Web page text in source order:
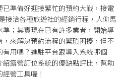
準備好迎接繁忙的預約大戰，接電
接洽各種旅遊社的經銷行程，人仰馬
；其實現在已有許多業者，開始導
來解決預約流程的繁瑣困擾，但不
用嗎？進駐平台跟導入系統哪個
露營訂位系統的優缺點評比，幫助
營工具喔！